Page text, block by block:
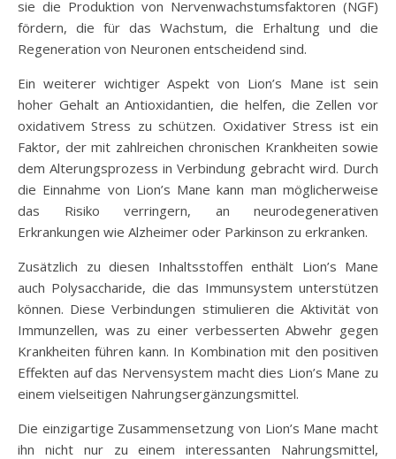
sie die Produktion von Nervenwachstumsfaktoren (NGF)
fördern, die für das Wachstum, die Erhaltung und die
Regeneration von Neuronen entscheidend sind.
Ein weiterer wichtiger Aspekt von Lion’s Mane ist sein
hoher Gehalt an Antioxidantien, die helfen, die Zellen vor
oxidativem Stress zu schützen. Oxidativer Stress ist ein
Faktor, der mit zahlreichen chronischen Krankheiten sowie
dem Alterungsprozess in Verbindung gebracht wird. Durch
die Einnahme von Lion’s Mane kann man möglicherweise
das Risiko verringern, an neurodegenerativen
Erkrankungen wie Alzheimer oder Parkinson zu erkranken.
Zusätzlich zu diesen Inhaltsstoffen enthält Lion’s Mane
auch Polysaccharide, die das Immunsystem unterstützen
können. Diese Verbindungen stimulieren die Aktivität von
Immunzellen, was zu einer verbesserten Abwehr gegen
Krankheiten führen kann. In Kombination mit den positiven
Effekten auf das Nervensystem macht dies Lion’s Mane zu
einem vielseitigen Nahrungsergänzungsmittel.
Die einzigartige Zusammensetzung von Lion’s Mane macht
ihn nicht nur zu einem interessanten Nahrungsmittel,